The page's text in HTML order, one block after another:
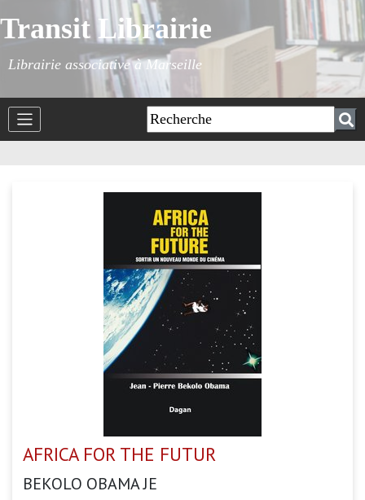
Transit Librairie
Librairie associative à Marseille
AFRICA FOR THE FUTUR
BEKOLO OBAMA JE